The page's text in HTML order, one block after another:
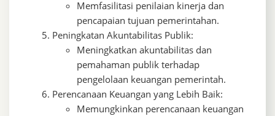
Memfasilitasi penilaian kinerja dan
pencapaian tujuan pemerintahan.
Peningkatan Akuntabilitas Publik:
Meningkatkan akuntabilitas dan
pemahaman publik terhadap
pengelolaan keuangan pemerintah.
Perencanaan Keuangan yang Lebih Baik:
Memungkinkan perencanaan keuangan